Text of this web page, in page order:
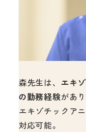
森先生は、 エキ
の勤務経験があ
エキゾチックア
対応可能。